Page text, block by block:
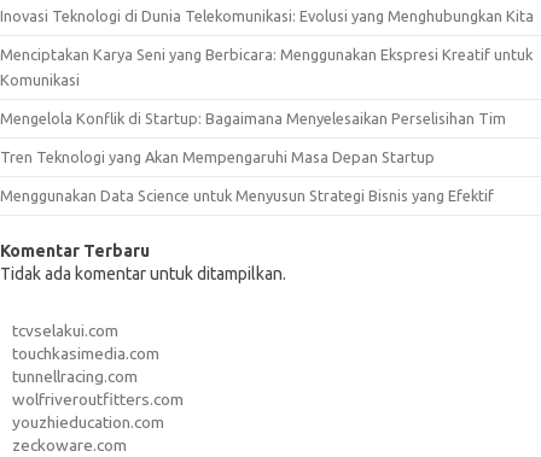
Inovasi Teknologi di Dunia Telekomunikasi: Evolusi yang Menghubungkan Kita
Menciptakan Karya Seni yang Berbicara: Menggunakan Ekspresi Kreatif untuk
Komunikasi
Mengelola Konflik di Startup: Bagaimana Menyelesaikan Perselisihan Tim
Tren Teknologi yang Akan Mempengaruhi Masa Depan Startup
Menggunakan Data Science untuk Menyusun Strategi Bisnis yang Efektif
Komentar Terbaru
Tidak ada komentar untuk ditampilkan.
tcvselakui.com
touchkasimedia.com
tunnellracing.com
wolfriveroutfitters.com
youzhieducation.com
zeckoware.com